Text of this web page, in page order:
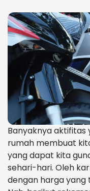
Banyaknya aktifitas
rumah membuat
yang dapat kita
sehari-hari. Oleh
dengan harga yang